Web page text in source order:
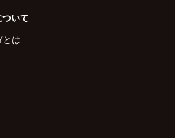
いて
とは